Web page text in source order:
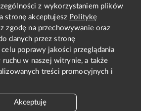
POLSKI
POLSKI
z wykorzystaniem plików
stronę akceptujesz Politykę
zgodę na przechowywanie oraz
danych przez stronę
poprawy jakości przeglądania
ruchu w naszej witrynie, a także
treści promocyjnych i
Akceptuję